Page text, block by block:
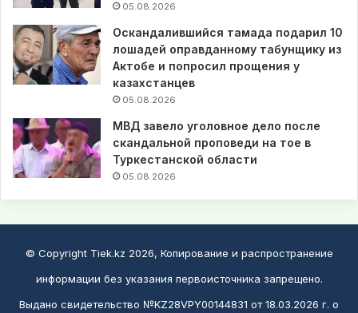
05.08.2026
Оскандалившийся тамада подарил 10
лошадей оправданному табунщику из
Актобе и попросил прощения у
казахстанцев
05.08.2026
МВД завело уголовное дело после
скандальной проповеди на тое в
Туркестанской области
05.08.2026
© Copyright Tiek.kz 2026, Копирование и распространение
информации без указания первоисточника запрещено.
Выдано свидетельство №KZ28VPY00144831 от 18.03.2026 г. о